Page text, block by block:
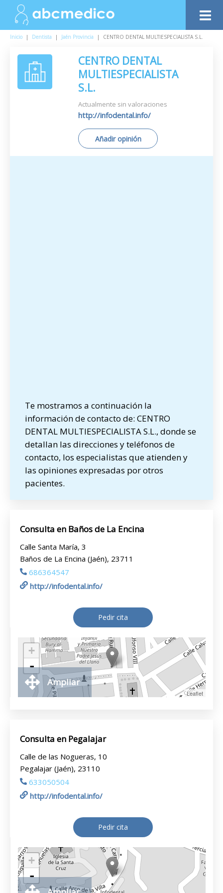
Inicio | Dentista | Jaén Provincia | CENTRO DENTAL MULTIESPECIALISTA S.L.
CENTRO DENTAL
MULTIESPECIALISTA
S.L.
Actualmente sin valoraciones
http://infodental.info/
Añadir opinión
Te mostramos a continuación la
información de contacto de: CENTRO
DENTAL MULTIESPECIALISTA S.L., donde se
detallan las direcciones y teléfonos de
contacto, los especialistas que atienden y
las opiniones expresadas por otros
pacientes.
Consulta en Baños de La Encina
Calle Santa María, 3
Baños de La Encina (Jaén), 23711
686364547
http://infodental.info/
Pedir cita
+
-
Leaflet
Ampliar
Consulta en Pegalajar
Calle de las Nogueras, 10
Pegalajar (Jaén), 23110
633050504
http://infodental.info/
Pedir cita
+
-